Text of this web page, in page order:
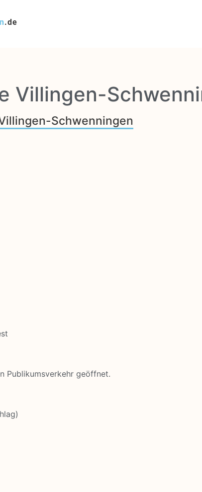
.de
Villingen-
Schwenningen
Publikumsverkehr geöffnet.